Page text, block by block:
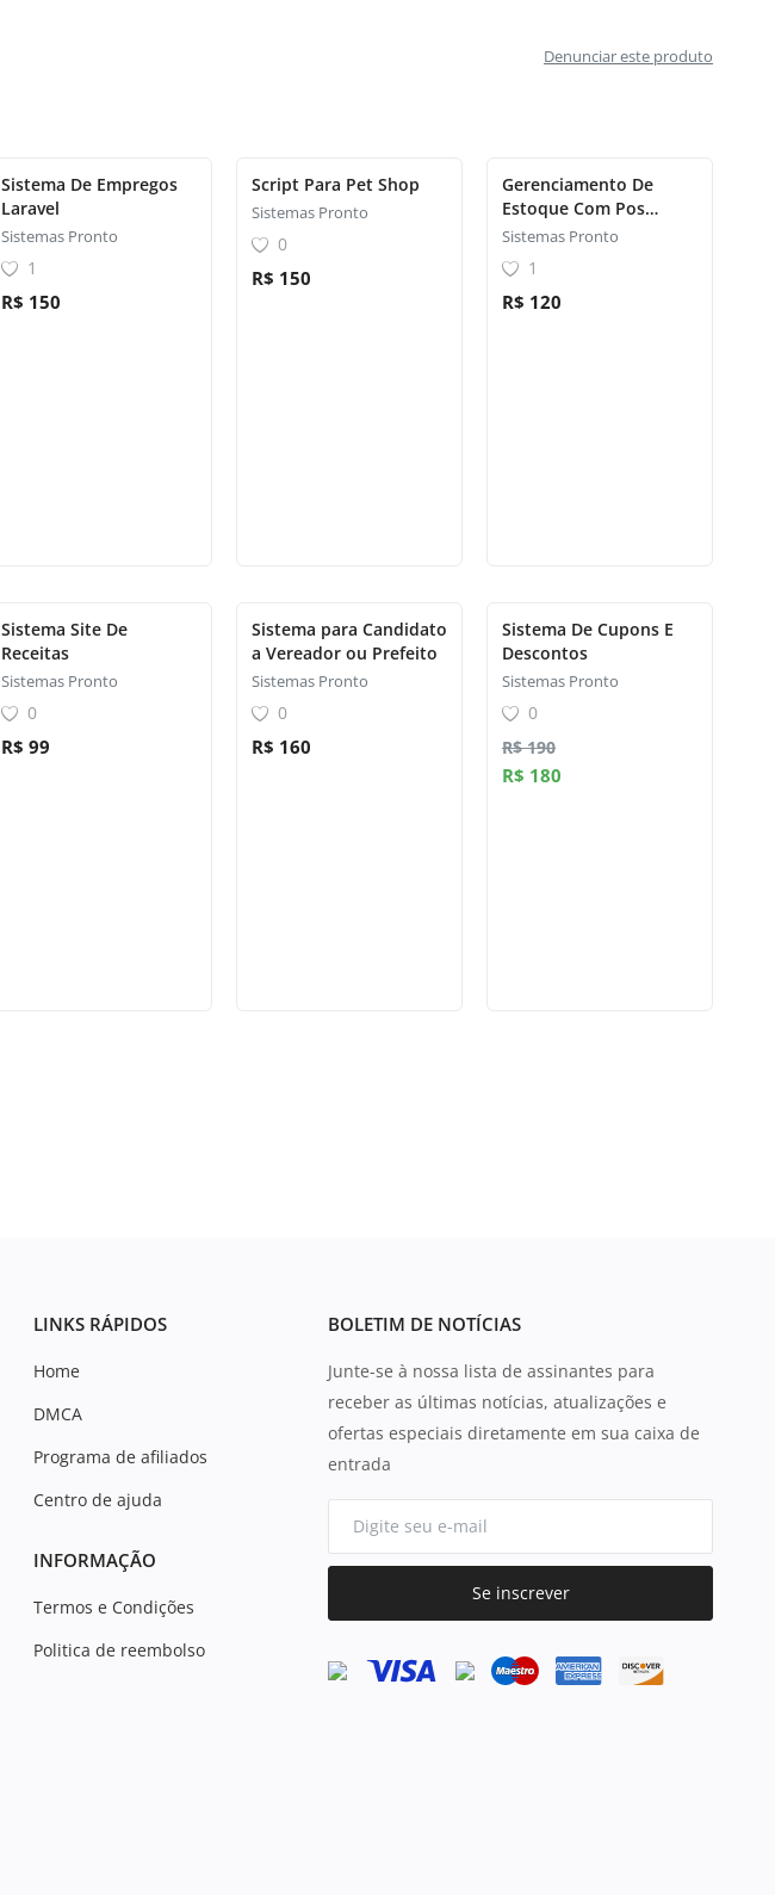
Denunciar este produto
Sistema De Empregos
Laravel
Sistemas Pronto
1
R$ 150
Script Para Pet Shop
Sistemas Pronto
0
R$ 150
Gerenciamento De
Estoque Com Pos
Ponto De Venda
Sistemas Pronto
1
R$ 120
Sistema Site De
Receitas
Sistemas Pronto
0
R$ 99
Sistema para Candidato
a Vereador ou Prefeito
Sistemas Pronto
0
R$ 160
Sistema De Cupons E
Descontos
Sistemas Pronto
0
R$ 190
R$ 180
LINKS RÁPIDOS
Home
DMCA
Programa de afiliados
Centro de ajuda
INFORMAÇÃO
Termos e Condições
Politica de reembolso
BOLETIM DE NOTÍCIAS
Junte-se à nossa lista de assinantes para
receber as últimas notícias, atualizações e
ofertas especiais diretamente em sua caixa de
entrada
Se inscrever